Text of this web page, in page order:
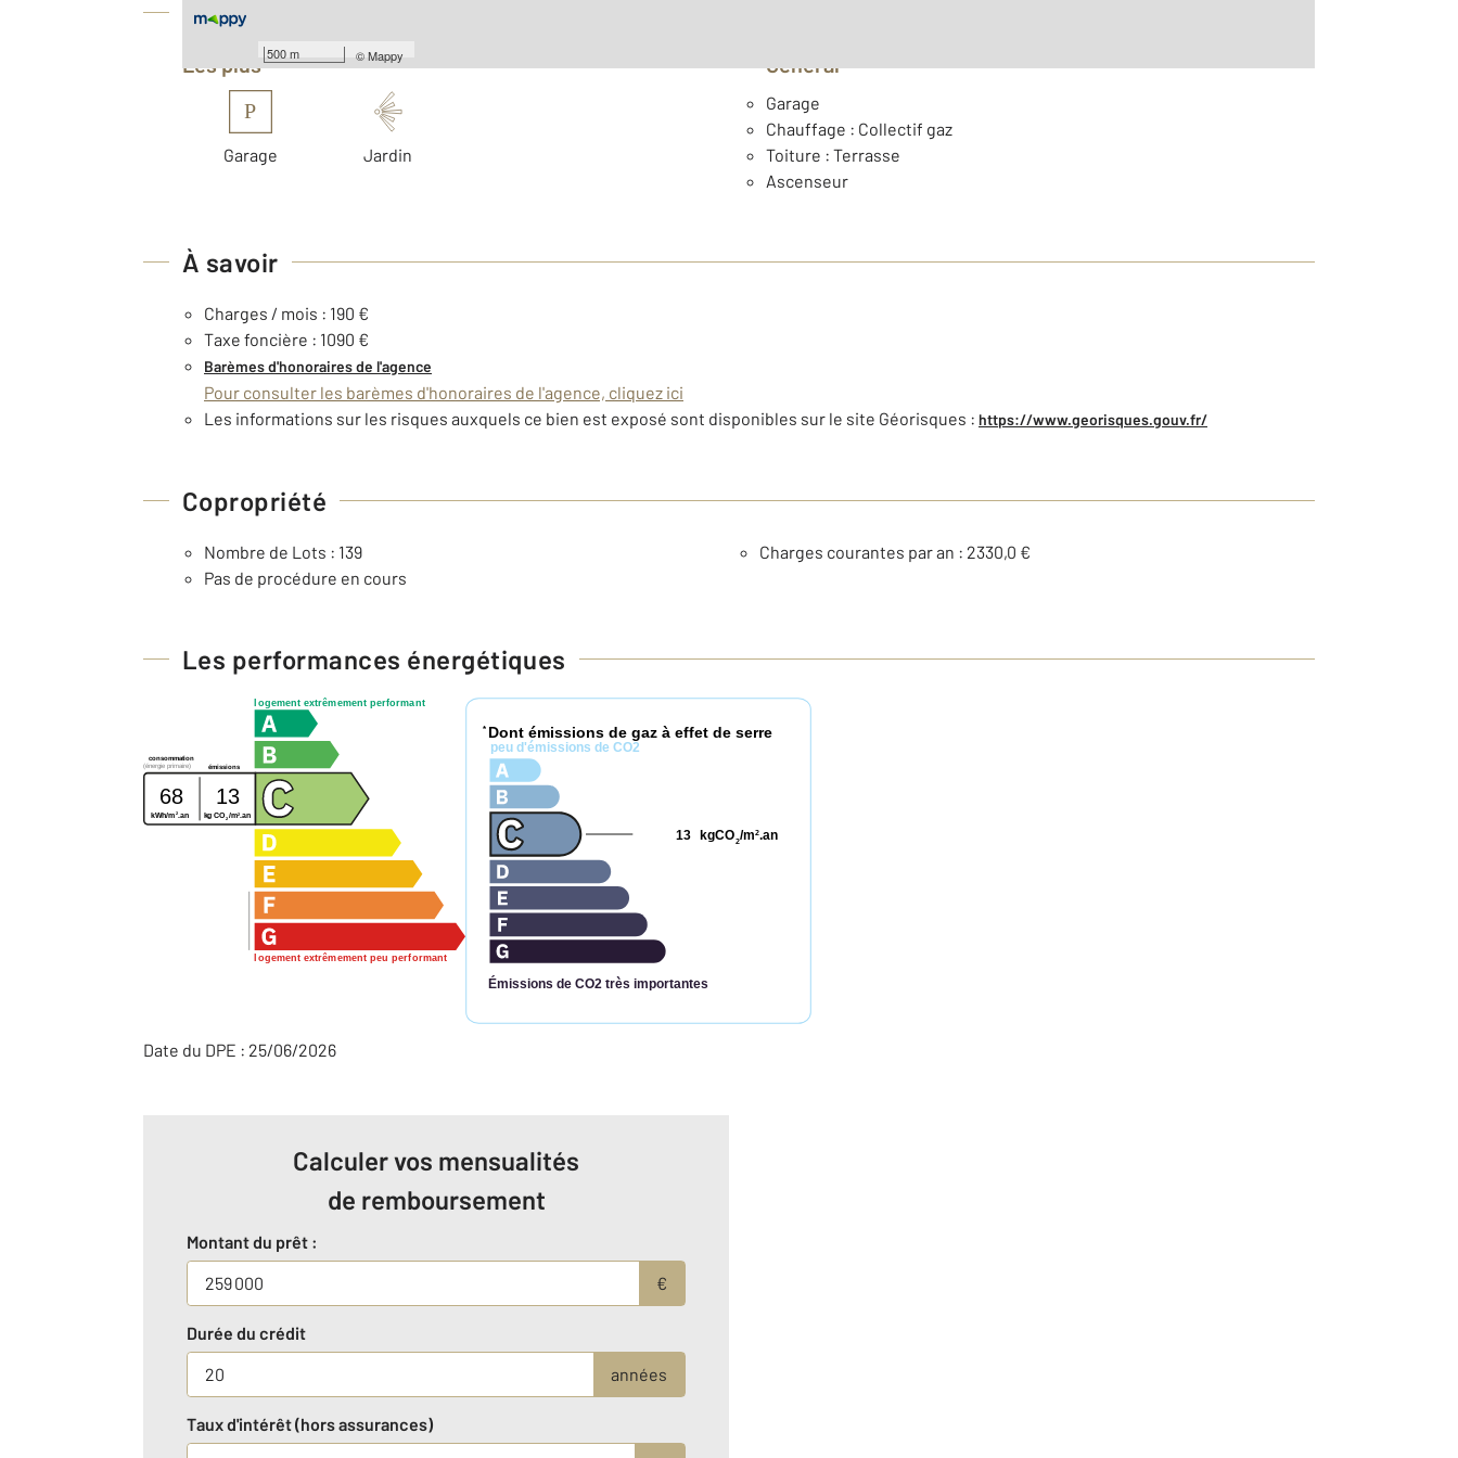
500 m ©Mappy
Équipements
Les plus
P
Garage Jardin
Général
Garage
Chauffage : Collectif gaz
Toiture : Terrasse
Ascenseur
À savoir
Charges / mois : 190 €
Taxe foncière : 1090 €
Barèmes d'honoraires de l'agence
Pour consulter les barèmes d'honoraires de l'agence, cliquez ici
Les informations sur les risques auxquels ce bien est exposé sont disponibles sur le site Géorisques : https://www.georisques.gouv.fr/
Copropriété
Nombre de Lots : 139
Charges courantes par an : 2330,0 €
Pas de procédure en cours
Les performances énergétiques
logement extrêmement performant
logement extrêmement peu performant
consommation
émissions
(énergie primaire)
68 13
kWh/m 2 .an kg CO2/m2 .an
* Dont émissions de gaz à effet de serre
peu d'émissions de CO2
Émissions de CO2 très importantes
kgCO2/m2.an
13
Date du DPE : 25/06/2026
Calculer vos mensualités
de remboursement
Montant du prêt :
€
Durée du crédit
années
Taux d'intérêt (hors assurances)